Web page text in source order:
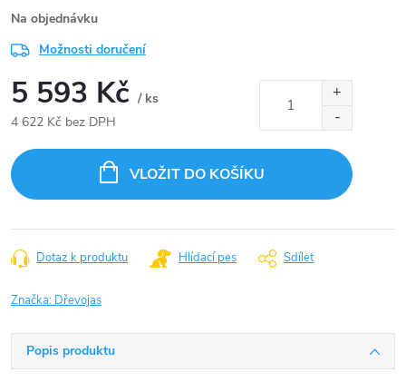
Na objednávku
Možnosti doručení
5 593 Kč / ks
4 622 Kč bez DPH
cena:
VLOŽIT DO KOŠÍKU
Dotaz k produktu Hlídací pes Sdílet
Značka: Dřevojas
Popis produktu